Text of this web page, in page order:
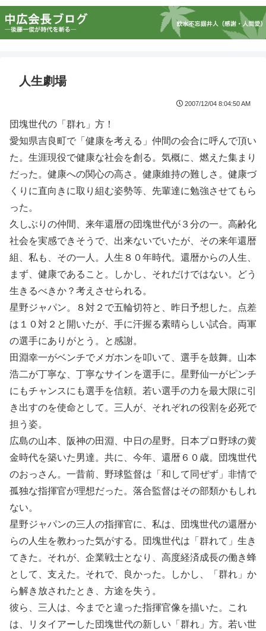
人生劇場
2007/12/04 8:04:50 AM
団塊世代の「群れ」方！
愛知県吉良町で「健康を考える」仲間の会合に呼んで頂い
た。生涯現役で健康な社会を創る。気概に、燃えた集まり
だった。健康への関心の高さ。健康維持の難しさ。健康づ
くりに直向きに取り組む姿勢等、先輩達に勉強させてもら
った。
久しぶりの仲間、来年還暦の団塊世代が３分の一。高齢化
社会を実感できそうで、出来ないでいたが、その来年還暦
組、私も、その一人。人生８０年時代。還暦からの人生、
まず、健康であること。しかし、それだけではない。どう
生きるべきか？考えさせられる。
星野ジャパン。８対２で五輪切符と、昨日予想した。点差
は１０対２と開いたが、手に汗握る素晴らしい試合。両軍
の選手にありがとう。と感謝。
田淵幸一がベンチでメガホンを叩いて、選手を鼓舞。山本
浩二が丁寧な、丁寧なサインを選手に。星野仙一がピンチ
にもチャンスにも選手を信頼。若い選手の力を最大限に引
き出すのを使命として。三人が、それぞれの役割を必死で
担う姿。
広島の山本、阪神の田淵、中日の星野。日本プロ野球の黄
金時代を築いた男達。共に、今年、還暦６０歳。団塊世代
のおっさん。一昔前、野球監督は「和して同ぜず」非情で
孤独な指揮官が理想だった。落合監督はその部類かもしれ
ない。
星野ジャパンの三人の指揮官に、私は、団塊世代の還暦か
らの人生を教わった気がする。団塊世代は「群れて」生き
てきた。それが、企業戦士となり、高度経済成長の働き蜂
として、支えた。それで、良かった。しかし、「群れ」か
ら解き放されたとき、方途を失う。
彼ら、三人は、今までと違った指揮官像を描いた。これ
は、リタイアーした団塊世代の新しい「群れ」方。若い世